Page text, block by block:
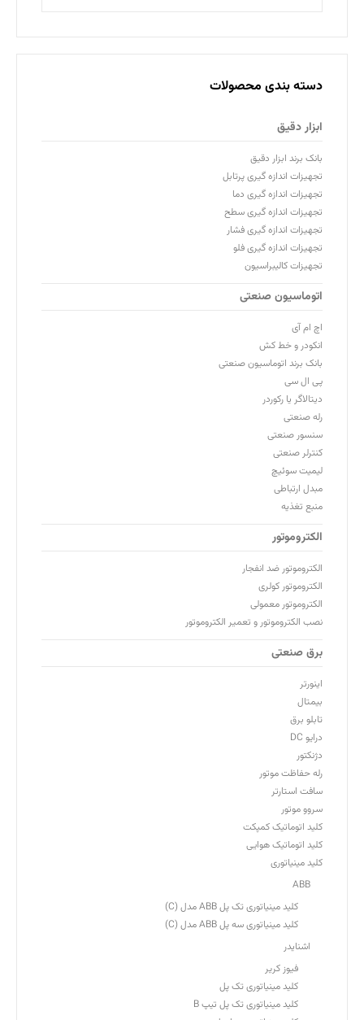
دسته بندی محصولات
ابزار دقیق
بانک برند ابزار دقیق
تجهیزات اندازه گیری پرتابل
تجهیزات اندازه گیری دما
تجهیزات اندازه گیری سطح
تجهیزات اندازه گیری فشار
تجهیزات اندازه گیری فلو
تجهیزات کالیبراسیون
اتوماسیون صنعتی
اچ ام آی
انکودر و خط کش
بانک برند اتوماسیون صنعتی
پی ال سی
دیتالاگر یا رکوردر
رله صنعتی
سنسور صنعتی
کنترلر صنعتی
لیمیت سوئیچ
مبدل ارتباطی
منبع تغذیه
الکتروموتور
الکتروموتور ضد انفجار
الکتروموتور کولری
الکتروموتور معمولی
نصب الکتروموتور و تعمیر الکتروموتور
برق صنعتی
اینورتر
بیمتال
تابلو برق
درایو DC
دژنکتور
رله حفاظت موتور
سافت استارتر
سروو موتور
کلید اتوماتیک کمپکت
کلید اتوماتیک هوایی
کلید مینیاتوری
ABB
کلید مینیاتوری تک پل ABB مدل (C)
کلید مینیاتوری سه پل ABB مدل (C)
اشنایدر
فیوز کریر
کلید مینیاتوری تک پل
کلید مینیاتوری تک پل تیپ B